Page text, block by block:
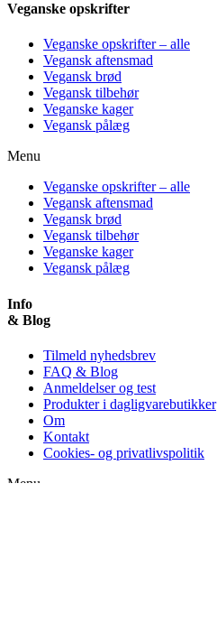
Veganske opskrifter
Veganske opskrifter – alle
Vegansk aftensmad
Vegansk brød
Vegansk tilbehør
Veganske kager
Vegansk pålæg
Menu
Veganske opskrifter – alle
Vegansk aftensmad
Vegansk brød
Vegansk tilbehør
Veganske kager
Vegansk pålæg
Info
& Blog
Tilmeld nyhedsbrev
FAQ & Blog
Anmeldelser og test
Produkter i dagligvarebutikker
Om
Kontakt
Cookies- og privatlivspolitik
Menu